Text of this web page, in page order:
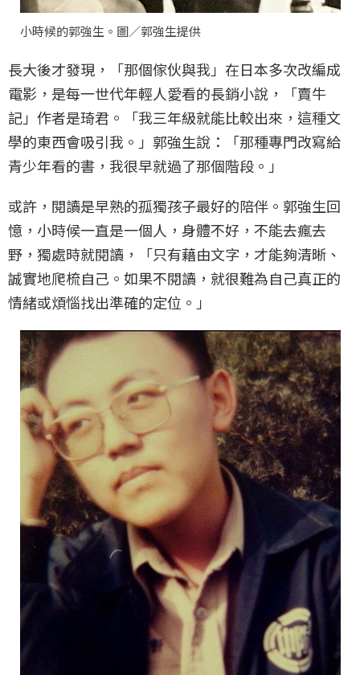
小時候的郭強生。圖／郭強生提供
長大後才發現，「那個傢伙與我」在日本多次改編成
電影，是每一世代年輕人愛看的長銷小說，「賣牛
記」作者是琦君。「我三年級就能比較出來，這種文
學的東西會吸引我。」郭強生說：「那種專門改寫給
青少年看的書，我很早就過了那個階段。」
或許，閱讀是早熟的孤獨孩子最好的陪伴。郭強生回
憶，小時候一直是一個人，身體不好，不能去瘋去
野，獨處時就閱讀，「只有藉由文字，才能夠清晰、
誠實地爬梳自己。如果不閱讀，就很難為自己真正的
情緒或煩惱找出準確的定位。」